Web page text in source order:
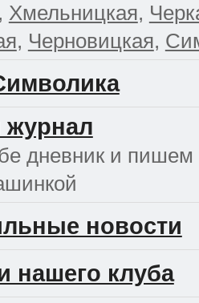
, Хмельницкая,
, Черновицкая,
журнал
дневник и пишем
новости
нашего клуба